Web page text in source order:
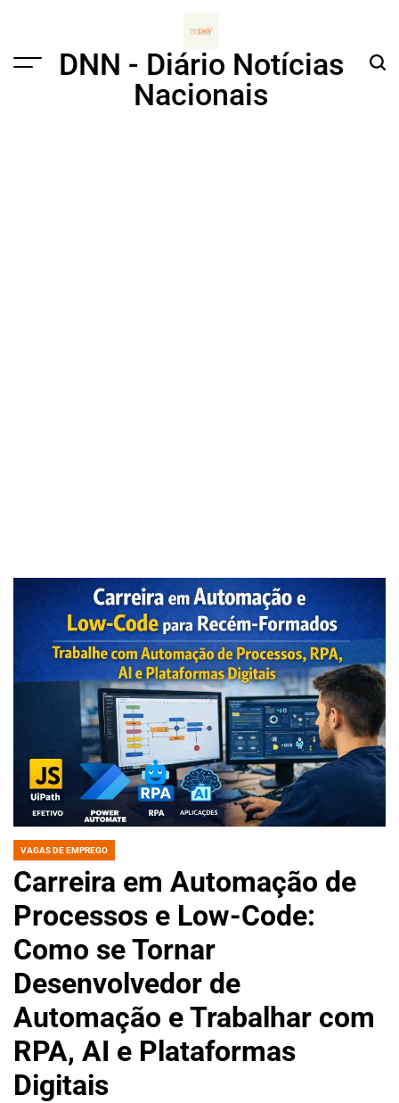
Menu
DNN - Diário Notícias
Nacionais
POSTED
VAGAS DE EMPREGO
Carreira em Automação de
Processos e Low-Code:
Como se Tornar
Desenvolvedor de
Automação e Trabalhar com
RPA, AI e Plataformas
Digitais